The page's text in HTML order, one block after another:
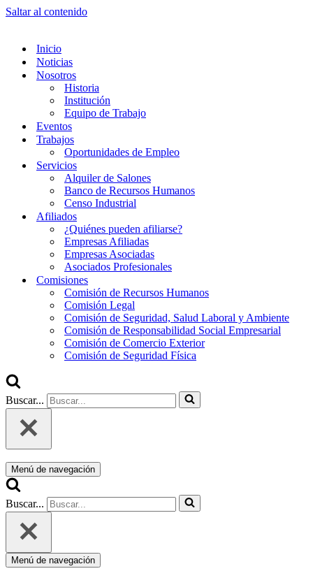
Saltar al contenido
Inicio
Noticias
Nosotros
Historia
Institución
Equipo de Trabajo
Eventos
Trabajos
Oportunidades de Empleo
Servicios
Alquiler de Salones
Banco de Recursos Humanos
Censo Industrial
Afiliados
¿Quiénes pueden afiliarse?
Empresas Afiliadas
Empresas Asociadas
Asociados Profesionales
Comisiones
Comisión de Recursos Humanos
Comisión Legal
Comisión de Seguridad, Salud Laboral y Ambiente
Comisión de Responsabilidad Social Empresarial
Comisión de Comercio Exterior
Comisión de Seguridad Física
Buscar...
Menú de navegación
Buscar...
Menú de navegación